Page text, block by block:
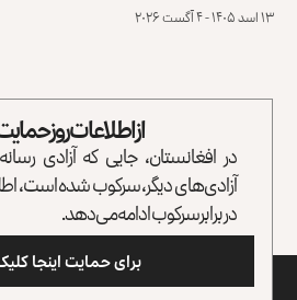
۱۳ اسد ۱۴۰۵ - ۴ آگست ۲۰۲۶
از اطلاعات روز
در افغانستان، جایی که آزادی
آزادی‌های دیگر، سرکوب شده است،
در برابر سرکوب ادامه می‌دهد.
برای حمایت اینجا